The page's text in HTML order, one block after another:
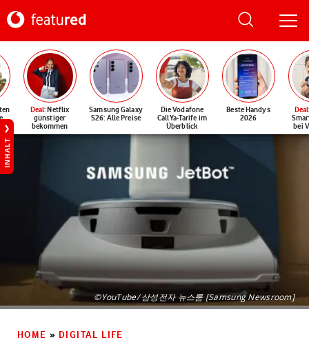
Deal: Netflix
günstiger
bekommen
Samsung Galaxy
S26: Alle Preise
Die Vodafone
CallYa-Tarife im
Überblick
Beste Handys
2026
Deal
bei
INHALT
©YouTube/ 삼성전자 뉴스룸 [Samsung Newsroom]
HOME » DIGITAL LIFE